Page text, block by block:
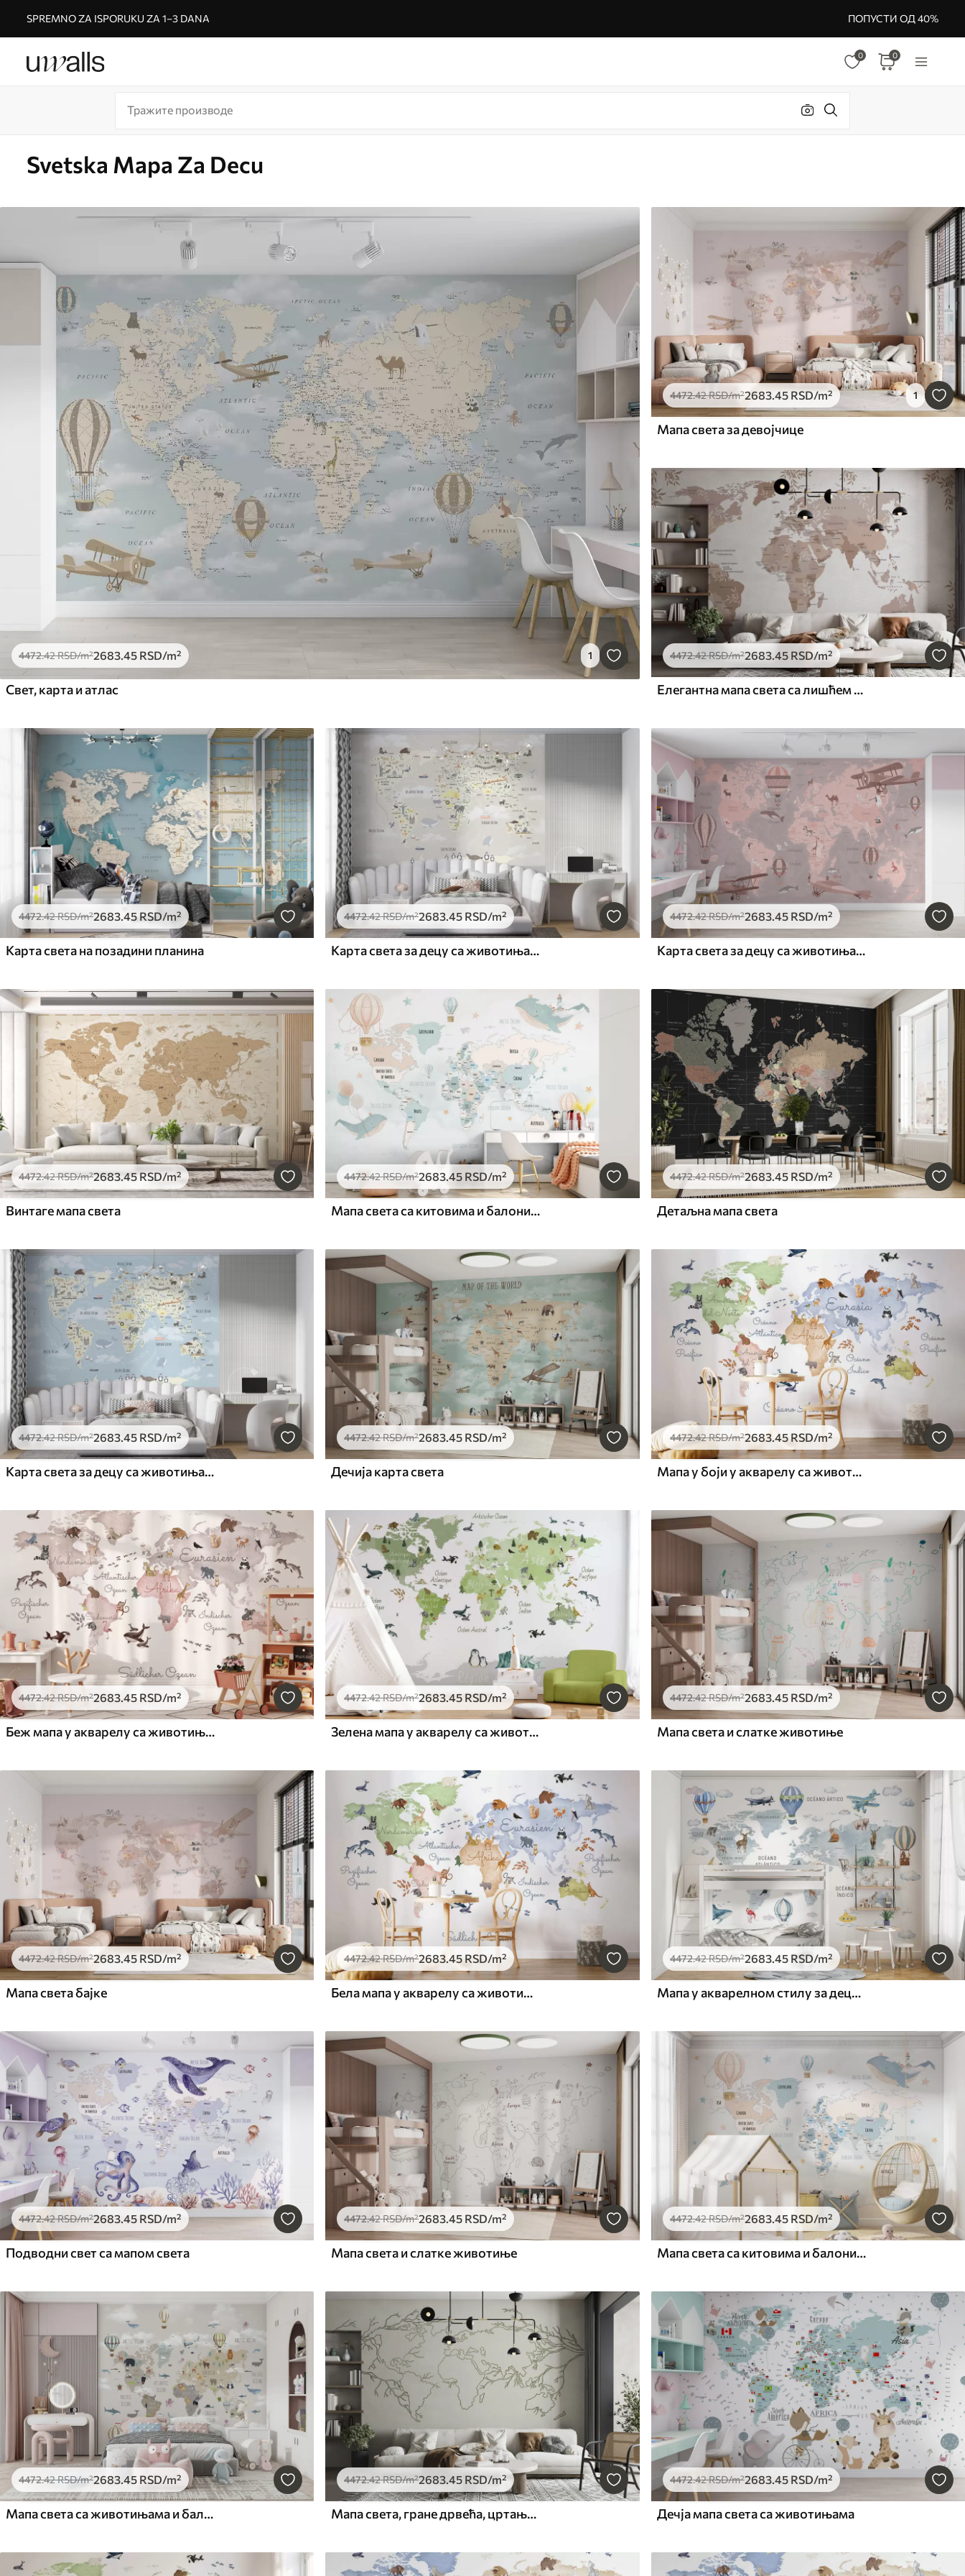
SPREMNO ZA ISPORUKU ZA 1–3 DANA ПОПУСТИ ОД 40%
0 0
Svetska Mapa Za Decu
4472.42RSD/m²2683.45 RSD/m² 1
Свет, карта и атлас
4472.42RSD/m²2683.45 RSD/m² 1
Мапа света за девојчице
4472.42RSD/m²2683.45 RSD/m²
Елегантна мапа света са лишћем и биљкама
4472.42RSD/m²2683 .45 RSD/m²
Карта света на позадини планина
4472.42RSD/m²2683 .45 RSD/m²
Карта света за децу са животињама и знаменитостима
4472.42RSD/m²2683.45 RSD/m²
Карта света за децу са животињама у розе
4472.42RSD/m²2683.45RSD/m²
Винтаге мапа света
4472.42RSD/m²2683.45 RSD/m²
Мапа света са китовима и балонима
4472.42RSD/m²2683.45 RSD/m²
Детаљна мапа света
4472.42RSD/m²2683 .45 RSD/m²
Карта света за децу са животињама и знаменитостима
4472.42RSD/m²2683 .45 RSD/m²
Дечија карта света
4472.42RSD/m²2683.45 RSD/m²
Мапа у боји у акварелу са животињама. Ознаке на шпанском.
4472.42RSD/m²2683.45 RSD/m²
Беж мапа у акварелу са животињама. Ознаке на немачком језику.
4472.42RSD/m²2683.45 RSD/m²
Зелена мапа у акварелу са животињама, биљкама и архитектуром. Ознаке на француском језику.
4472.42RSD/m²2683.45 RSD/m²
Мапа света и слатке животиње
4472.42RSD/m²2683.45 RSD/m²
Мапа света бајке
4472.42RSD/m²2683.45 RSD/m²
Бела мапа у акварелу са животињама. Ознаке на немачком језику.
4472.42RSD/m²2683.45 RSD/m²
Мапа у акварелном стилу за децу са животињама и балонима на врући ваздух. Шпански језик. Плава боја.
4472.42RSD/m²2683.45 RSD/m²
Подводни свет са мапом света
4472.42RSD/m²2683.45 RSD/m²
Мапа света и слатке животиње
4472.42RSD/m²2683.45 RSD/m²
Мапа света са китовима и балонима у плавим и ружичастим пастелним бојама
4472.42RSD/m²2683.45 RSD/m²
Мапа света са животињама и балонима
4472.42RSD/m²2683.45 RSD/m²
Мапа света, гране дрвећа, цртање линија, минимализам, природа, зелено
4472.42RSD/m²2683.45 RSD/m²
Дечја мапа света са животињама